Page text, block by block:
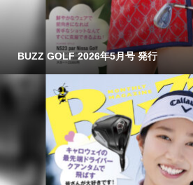
BUZZ GOLF 2026年5月号 発行